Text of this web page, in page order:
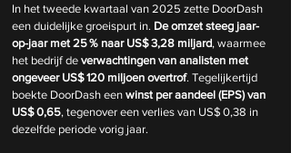
In het tweede kwartaal van 2025 zette DoorDash
een duidelijke groeispurt in. De omzet steeg jaar-
op-jaar met 25 % naar US$ 3,28 miljard, waarmee
het bedrijf de verwachtingen van analisten met
ongeveer US$ 120 miljoen overtrof. Tegelijkertijd
boekte DoorDash een winst per aandeel (EPS) van
US$ 0,65, tegenover een verlies van US$ 0,38 in
dezelfde periode vorig jaar.